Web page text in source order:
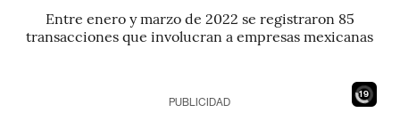
Entre enero y marzo de 2022 se registraron 85
transacciones que involucran a empresas mexicanas
17
PUBLICIDAD